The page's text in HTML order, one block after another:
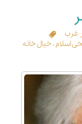
غرب
اسلام،خیال خانه